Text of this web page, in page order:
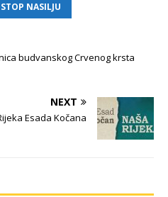
NASILJU
budvanskog Crvenog krsta
NEXT
Esada Kočana